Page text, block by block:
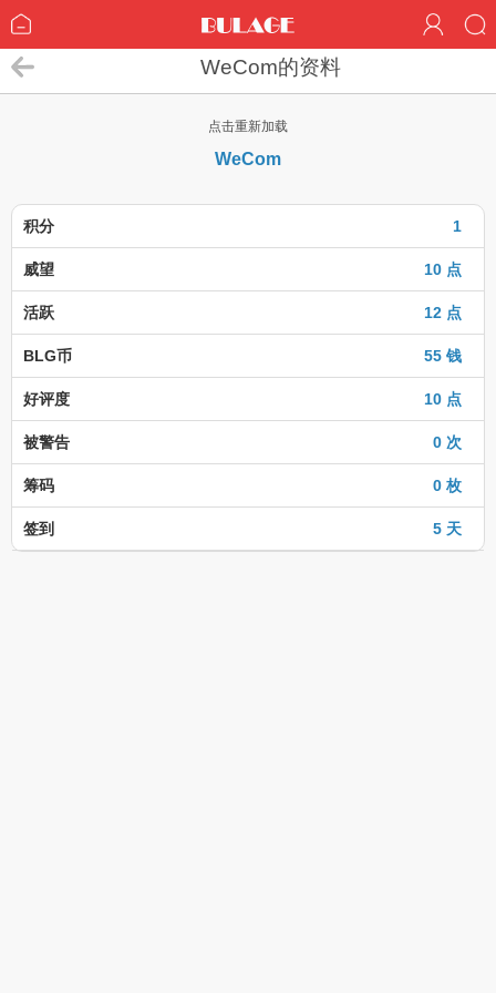
WeCom的资料
点击重新加载
WeCom
1
积分
10 点
威望
12 点
活跃
55 钱
BLG币
10 点
好评度
0 次
被警告
0 枚
筹码
5 天
签到